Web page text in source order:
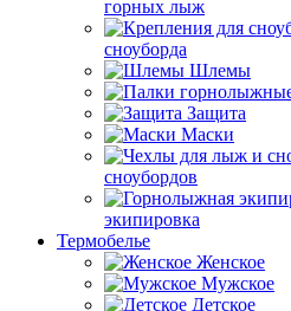
горных лыж
сноуборда
Шлемы
Защита
Маски
сноубордов
экипировка
Термобелье
Женское
Мужское
Детское